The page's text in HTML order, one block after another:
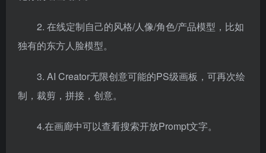
2. 在线定制自己的风格/人像/角色/产品模型，比如
独有的东方人脸模型。
3. AI Creator无限创意可能的PS级画板，可再次绘
制，裁剪，拼接，创意。
4.在画廊中可以查看搜索开放Prompt文字。